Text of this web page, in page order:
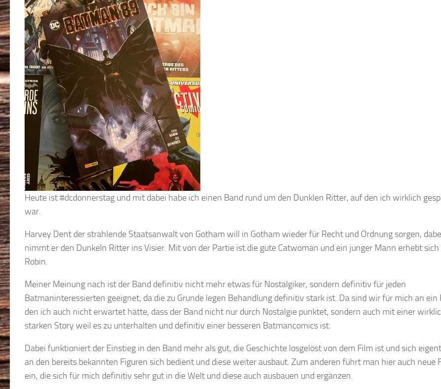
Heute ist #dcdonnerstag und mit dabei habe ich einen Band rund um den Dunklen Ritter, auf den ich wirklich
war.
Harvey Dent der strahlende Staatsanwalt von Gotham will in Gotham wieder für Recht und Ordnung sorgen,
nimmt er den Dunkeln Ritter ins Visier. Mit von der Partie ist die gute Catwoman und ein junger Mann erhebt sich
Robin.
Meiner Meinung nach ist der Band definitiv nicht mehr etwas für Nostalgiker, sondern definitiv für jeden
Batmaninteressierten geeignet, da die zu Grunde legen Behandlung definitiv stark ist. Da sind wir für mich an ein
den ich auch nicht erwartet hätte, dass der Band nicht nur durch Nostalgie punktet, sondern auch mit einer
starken Story weil es zu unterhalten und definitiv einer besseren Batmancomics ist.
Dabei funktioniert der Einstieg in den Band mehr als gut, die Geschichte losgelöst von dem Film ist und sich
an den bereits bekannten Figuren sich bedient und diese weiter ausbaut. Zum anderen führt man hier auch neue
ein, die sich für mich definitiv sehr gut in die Welt und diese auch ausbauen und ergänzen.